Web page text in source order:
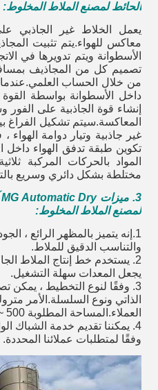
الحائط لمصنع الملاط المخلوط:
يعمل الخلاط غير الجاذبي
معاكس للهواء.يتم تثبيت
الأسطوانة ويتم تدويرها في
تصميم كل من المجاذيف
من خلال الحساب العلمي.عندما
داخل الأسطوانة بواسطة
إنشاء قوة الجاذبية على
المعاكسة.سيتم تشكيل الفراغ
غير جاذبية وتيار دوامة
تكوين طبقة تدفق الهواء داخل
المواد بالحركات المركبة
مختلطة بشكل دائري وسريع
3. ميزات MG Automatic Dry
لمصنع الملاط المخلوط:
1.إنه يتميز بالمظهر الرائع ،
والتناسب الدقيق للملاط.
2. يستخدم خط إنتاج الملاط
يجعل المعدات سهلة التشغيل.
3. وفقًا لنوع التخطيط ، يمكن
الذاتي ونوع السلسلة.الأمر
العملاء.المساحة المطلوبة 500 ~ 5000 م 2.
4. يمكننا تقديم خدمة الشباك
وفقًا لمتطلبات عملائنا المحددة.